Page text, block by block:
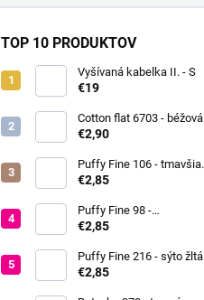
TOP 10 PRODUKTOV
Vyšívaná kabelka II. - S
€19
Cotton flat 6703 - béžová
svetlá
€2,90
Puffy Fine 106 - tmavšia
červená
€2,85
Puffy Fine 98 -
fialovoružová
€2,85
Puffy Fine 216 - sýto žltá
€2,85